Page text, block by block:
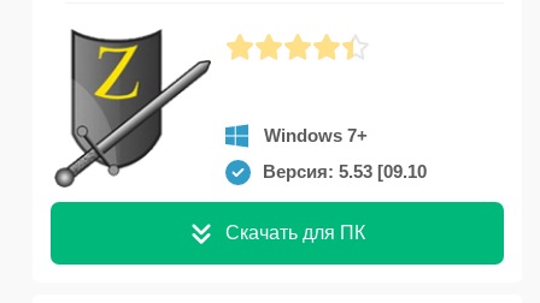
Windows 7+
Версия: 5.53 [09.10
Скачать для ПК